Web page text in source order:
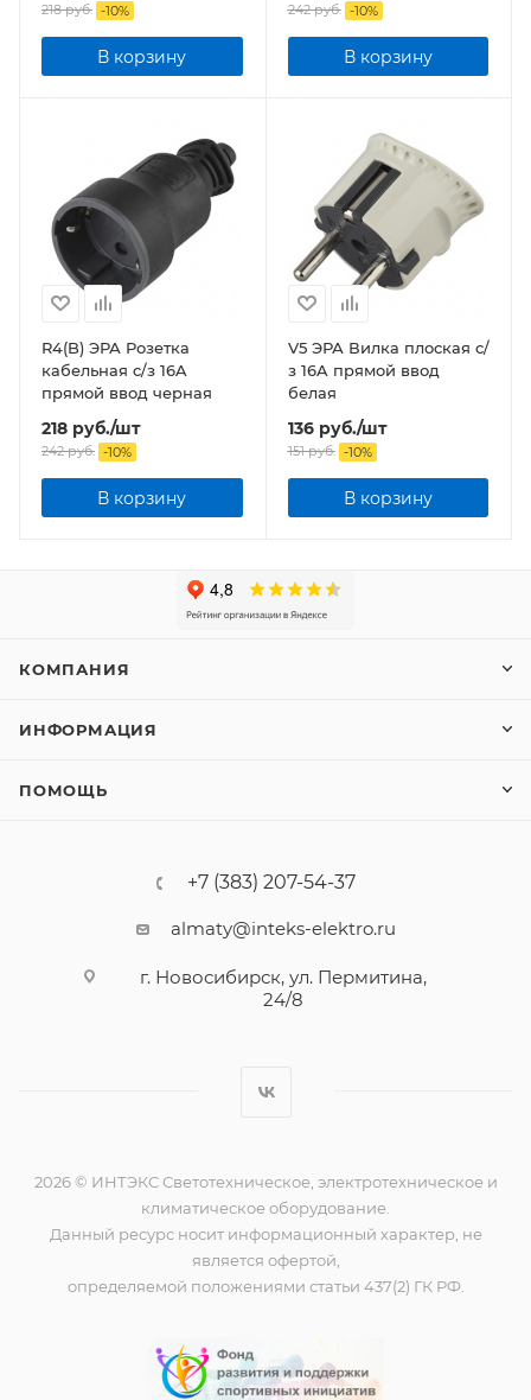
218руб. -10%
В корзину
242руб. -10%
В корзину
R4(B) ЭРА Розетка
кабельная c/з 16A
прямой ввод черная
218 руб./шт
242руб. -10%
В корзину
V5 ЭРА Вилка плоская c/
з 16A прямой ввод
белая
136руб./шт
151руб. -10%
В корзину
КОМПАНИЯ
ИНФОРМАЦИЯ
ПОМОЩЬ
+7 (383) 207-54-37
almaty@inteks-elektro.ru
г. Новосибирск, ул. Пермитина,
24/8
2026 © ИНТЭКС Светотехническое, электротехническое и
климатическое оборудование.
Данный ресурс носит информационный характер, не
является офертой,
определяемой положениями статьи 437(2) ГК РФ.